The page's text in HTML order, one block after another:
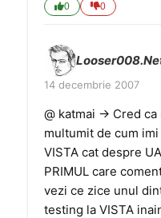
0 0
14 decembrie 2007
@ katmai -> Cred
multumit de cum
VISTA cat despre
PRIMUL care
vezi ce zice unul
testing la VISTA